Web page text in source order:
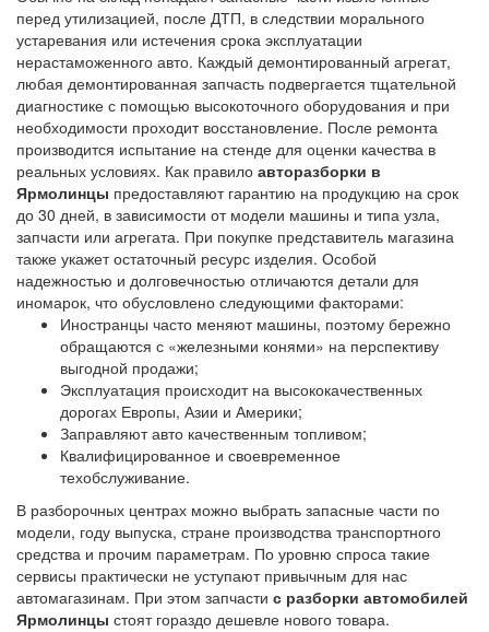
перед утилизацией, после ДТП, в следствии морального
устаревания или истечения срока эксплуатации
нерастаможенного авто. Каждый демонтированный агрегат,
любая демонтированная запчасть подвергается тщательной
диагностике с помощью высокоточного оборудования и при
необходимости проходит восстановление. После ремонта
производится испытание на стенде для оценки качества в
реальных условиях. Как правило авторазборки в
Ярмолинцы предоставляют гарантию на продукцию на срок
до 30 дней, в зависимости от модели машины и типа узла,
запчасти или агрегата. При покупке представитель магазина
также укажет остаточный ресурс изделия. Особой
надежностью и долговечностью отличаются детали для
иномарок, что обусловлено следующими факторами:
Иностранцы часто меняют машины, поэтому бережно
обращаются с «железными конями» на перспективу
выгодной продажи;
Эксплуатация происходит на высококачественных
дорогах Европы, Азии и Америки;
Заправляют авто качественным топливом;
Квалифицированное и своевременное
техобслуживание.
В разборочных центрах можно выбрать запасные части по
модели, году выпуска, стране производства транспортного
средства и прочим параметрам. По уровню спроса такие
сервисы практически не уступают привычным для нас
автомагазинам. При этом запчасти с разборки автомобилей
Ярмолинцы стоят гораздо дешевле нового товара.